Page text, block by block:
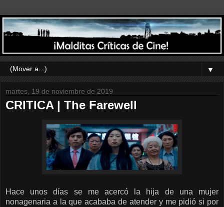
▼
martes, 19 de noviembre de 2019
CRITICA | The Farewell
Hace unos días se me acercó la hija de una mujer
nonagenaria a la que acababa de atender y me pidió si por